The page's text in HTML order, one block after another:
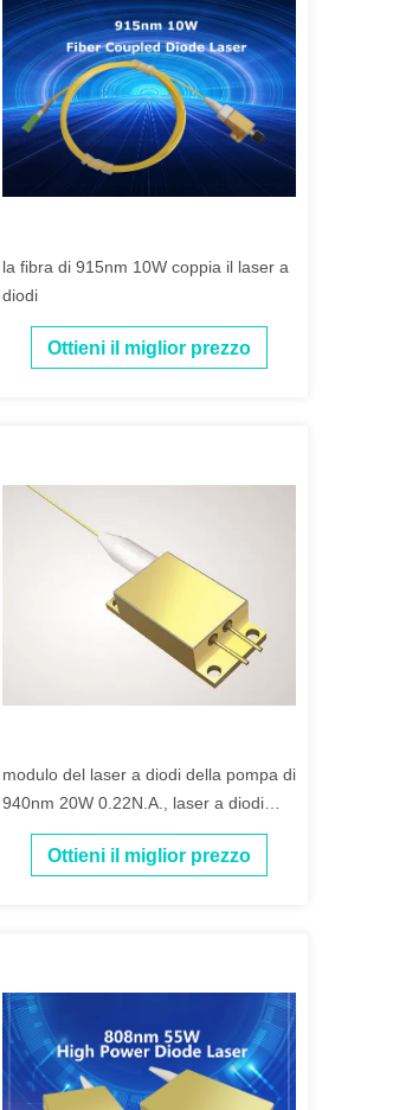
la fibra di 915nm 10W coppia il laser a
diodi
Ottieni il miglior prezzo
modulo del laser a diodi della pompa di
940nm 20W 0.22N.A., laser a diodi
medico
Ottieni il miglior prezzo